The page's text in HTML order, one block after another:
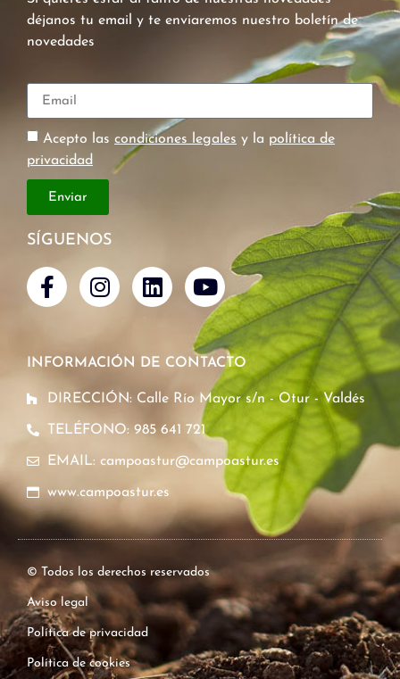
déjanos tu email y te enviaremos nuestro boletín de
novedades
Acepto las condiciones legales y la política de
privacidad
Enviar
SÍGUENOS
INFORMACIÓN DE CONTACTO
DIRECCIÓN: Calle Río Mayor s/n - Otur - Valdés
TELÉFONO: 985 641 721
EMAIL: campoastur@campoastur.es
www.campoastur.es
© Todos los derechos reservados
Aviso legal
Política de privacidad
Política de cookies